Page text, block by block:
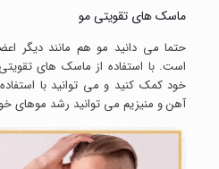
ماسک های تقویتی مو
حتما می دانید مو هم مانند دیگر
است. با استفاده از ماسک های
خود کمک کنید و می توانید با
آهن و منیزیم می توانید رشد موهای